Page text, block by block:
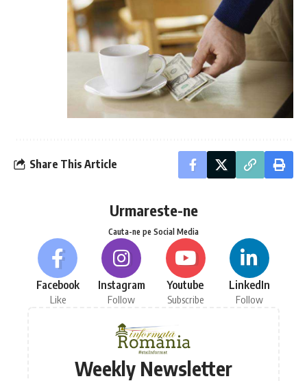
Share This Article
Urmareste-ne
Cauta-ne pe Social Media
Facebook
Like
Instagram
Follow
Youtube
Subscribe
LinkedIn
Follow
Weekly Newsletter